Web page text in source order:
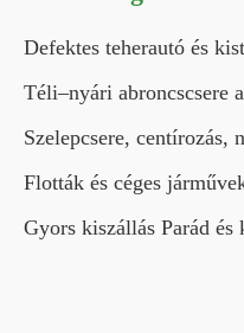
Defektes teherautó és
Téli–nyári abroncscsere
Szelepcsere, centírozás,
Flották és céges
Gyors kiszállás Parád és